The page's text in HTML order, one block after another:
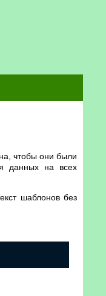
чтобы они были
данных на всех
шаблонов без